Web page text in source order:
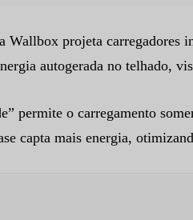
Wallbox projeta carregadores
autogerada no telhado,
permite o carregamento
capta mais energia,